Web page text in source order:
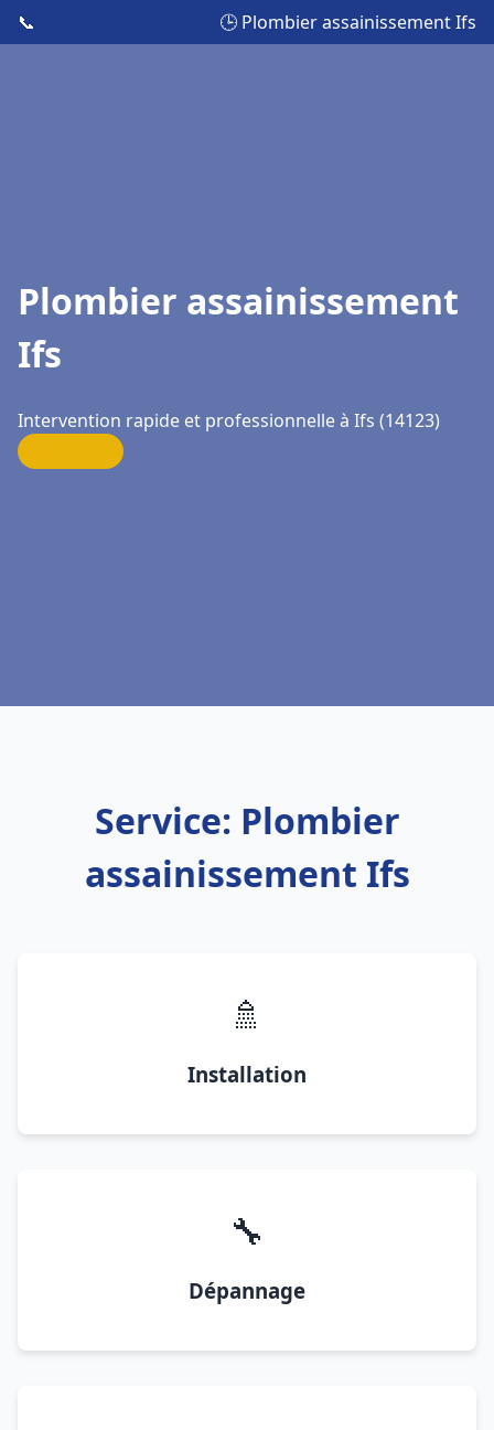
📞 🕒 Plombier assainissement Ifs
Plombier assainissement
Ifs
Intervention rapide et professionnelle à Ifs (14123)
Service: Plombier
assainissement Ifs
🚿
Installation
🔧
Dépannage